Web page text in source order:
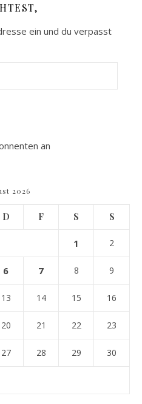
ein und du verpasst
an
2026
D F S S
1 2
6 7 8 9
13 14 15 16
20 21 22 23
27 28 29 30